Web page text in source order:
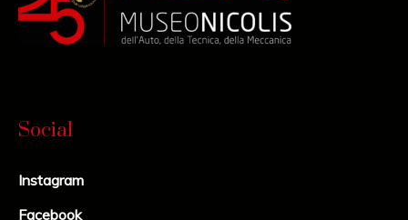
Social
Instagram
Facebook